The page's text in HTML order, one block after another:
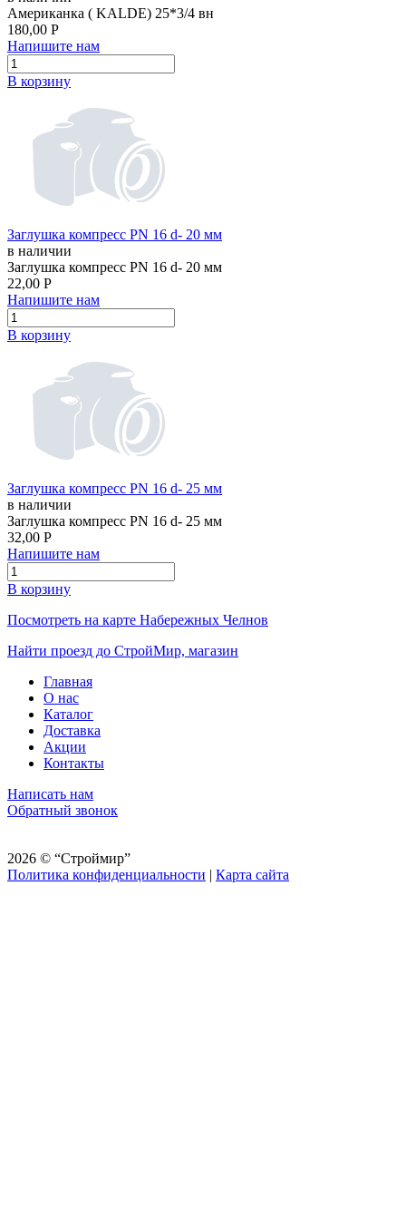
Американка ( KALDE) 25*3/4 вн
180,00 Р
Напишите нам
В корзину
Заглушка компресс PN 16 d- 20 мм
в наличии
Заглушка компресс PN 16 d- 20 мм
22,00 Р
Напишите нам
В корзину
Заглушка компресс PN 16 d- 25 мм
в наличии
Заглушка компресс PN 16 d- 25 мм
32,00 Р
Напишите нам
В корзину
Посмотреть на карте Набережных Челнов
Найти проезд до СтройМир, магазин
Главная
О нас
Каталог
Доставка
Акции
Контакты
Написать нам
Обратный звонок
2026 © “Строймир”
Политика конфиденциальности | Карта сайта